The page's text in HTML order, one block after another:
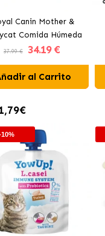
Canin Mother &
Comida Húmeda
Gatitos Y Gatas
37.99 € 34.19 €
al Carrito
10%